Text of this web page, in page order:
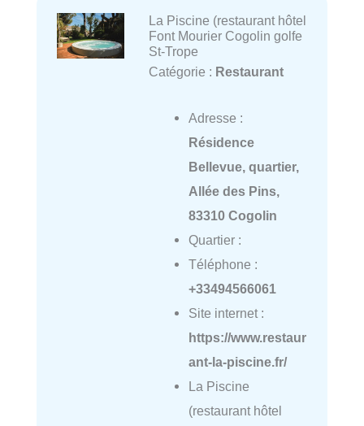
La Piscine (restaurant hôtel
Font Mourier Cogolin golfe
St-Trope
Catégorie : Restaurant
Adresse :
Résidence
Bellevue, quartier,
Allée des Pins,
83310 Cogolin
Quartier :
Téléphone :
+33494566061
Site internet :
https://www.restaur
ant-la-piscine.fr/
La Piscine
(restaurant hôtel